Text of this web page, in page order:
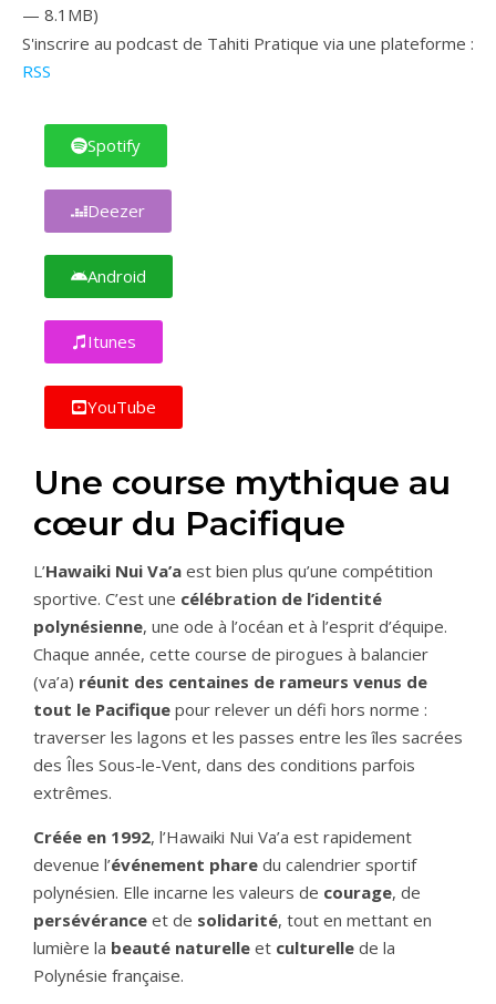
— 8.1MB)
S'inscrire au podcast de Tahiti Pratique via une plateforme :
RSS
Spotify
Deezer
Android
Itunes
YouTube
Une course mythique au
cœur du Pacifique
L’Hawaiki Nui Va’a est bien plus qu’une compétition
sportive. C’est une célébration de l’identité
polynésienne, une ode à l’océan et à l’esprit d’équipe.
Chaque année, cette course de pirogues à balancier
(va’a) réunit des centaines de rameurs venus de
tout le Pacifique pour relever un défi hors norme :
traverser les lagons et les passes entre les îles sacrées
des Îles Sous-le-Vent, dans des conditions parfois
extrêmes.
Créée en 1992, l’Hawaiki Nui Va’a est rapidement
devenue l’événement phare du calendrier sportif
polynésien. Elle incarne les valeurs de courage, de
persévérance et de solidarité, tout en mettant en
lumière la beauté naturelle et culturelle de la
Polynésie française.